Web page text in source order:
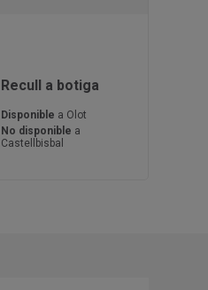
Recull a botiga
Disponible a Olot
No disponible a
Castellbisbal